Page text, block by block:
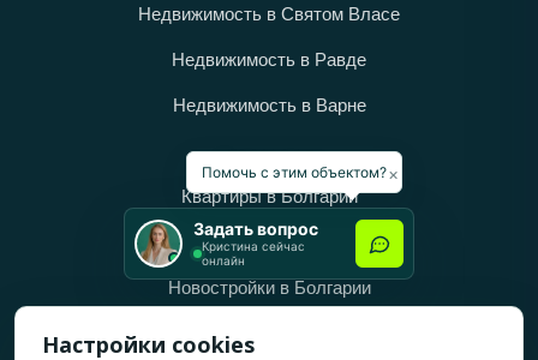
Недвижимость в Святом Власе
Недвижимость в Равде
Недвижимость в Варне
Категории
Квартиры в Болгарии
Дома в Болгарии
Новостройки в Болгарии
Вторичное жильё в Болгарии
×
Помочь с этим объектом?
Задать вопрос
Кристина сейчас
онлайн
Настройки cookies